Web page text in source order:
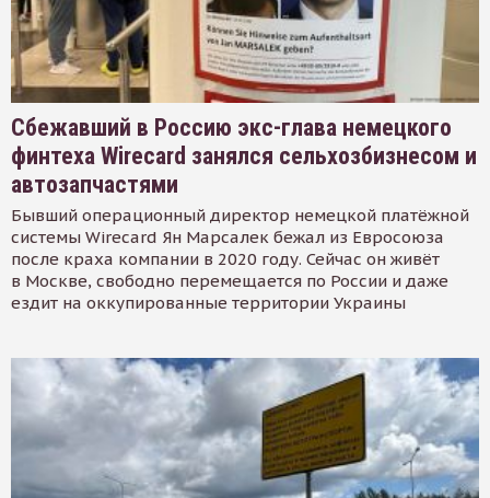
Сбежавший в Россию экс-глава немецкого
финтеха Wirecard занялся сельхозбизнесом и
автозапчастями
Бывший операционный директор немецкой платёжной
системы Wirecard Ян Марсалек бежал из Евросоюза
после краха компании в 2020 году. Сейчас он живёт
в Москве, свободно перемещается по России и даже
ездит на оккупированные территории Украины